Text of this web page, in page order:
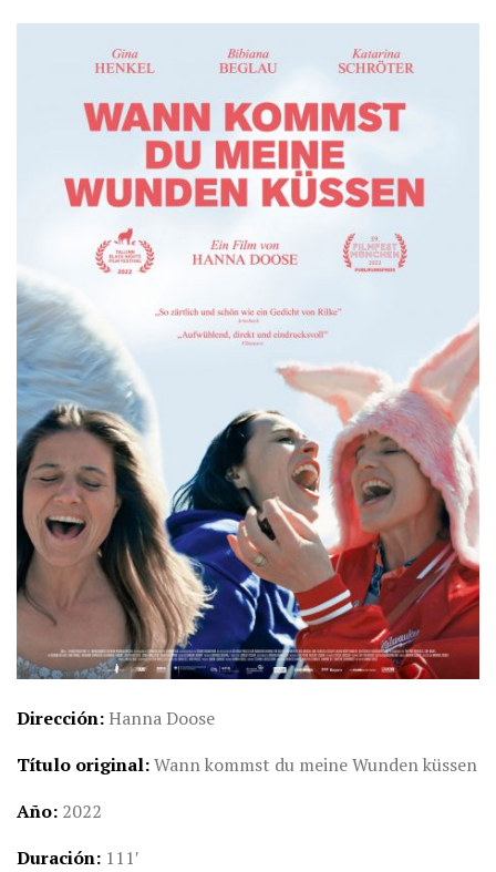
Dirección Hanna Doose
Título original Wann kommst du meine Wunden küssen
Año 2022
Duración 111′